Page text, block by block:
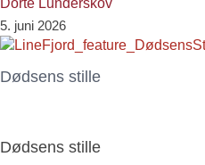
5. juni 2026
Dødsens stille
Dødsens stille